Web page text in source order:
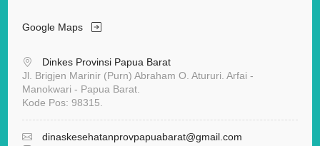
Google Maps
Dinkes Provinsi Papua Barat
Jl. Brigjen Marinir (Purn) Abraham O. Atururi. Arfai -
Manokwari - Papua Barat.
Kode Pos: 98315.
dinaskesehatanprovpapuabarat@gmail.com